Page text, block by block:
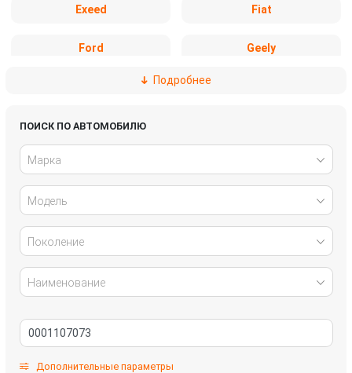
Exeed Fiat
Ford Geely
Infiniti
Land Rover
Mazda
Mitsubishi
Omoda Opel
Подробнее
ПОИСК ПО АВТОМОБИЛЮ
Марка
Модель
Поколение
Наименование
Дополнительные параметры